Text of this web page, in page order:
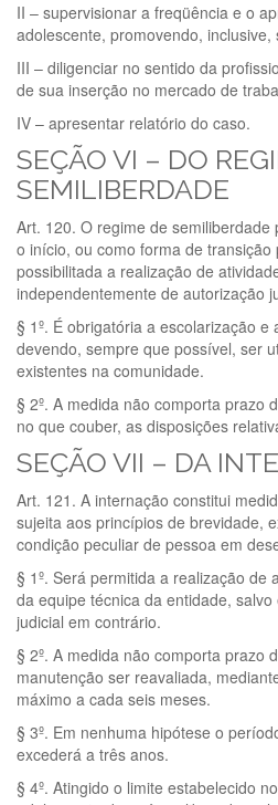
II – supervisionar a freqüência e o
adolescente, promovendo, inclusive,
III – diligenciar no sentido da
de sua inserção no mercado de
IV – apresentar relatório do caso.
SEÇÃO VI – DO
SEMILIBERDADE
Art. 120. O regime de
o início, ou como forma de transição
possibilitada a realização de
independentemente de autorização
§ 1º. É obrigatória a escolarização e
devendo, sempre que possível, ser
existentes na comunidade.
§ 2º. A medida não comporta prazo
no que couber, as disposições
SEÇÃO VII – DA
Art. 121. A internação constitui
sujeita aos princípios de brevidade,
condição peculiar de pessoa em
§ 1º. Será permitida a realização de
da equipe técnica da entidade,
judicial em contrário.
§ 2º. A medida não comporta prazo
manutenção ser reavaliada,
máximo a cada seis meses.
§ 3º. Em nenhuma hipótese o
excederá a três anos.
§ 4º. Atingido o limite estabelecido